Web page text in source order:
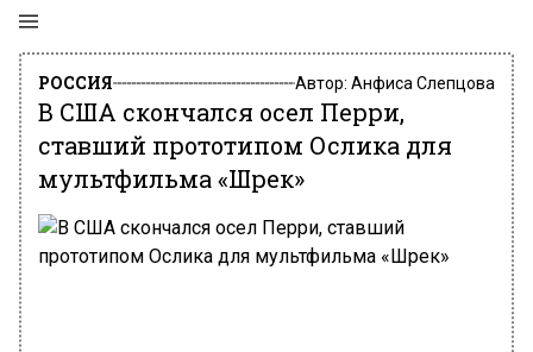
РОССИЯ Автор: Анфиса Слепцова
В США скончался осел Перри,
ставший прототипом Ослика для
мультфильма «Шрек»